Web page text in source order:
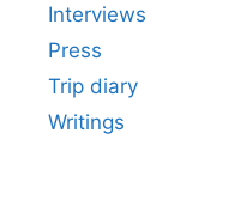
Interviews
Press
Trip diary
Writings